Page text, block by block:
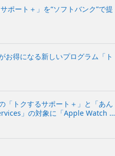
ポート＋」を“ソフトバンク”で提
お得になる新しいプログラム「ト
「トクするサポート＋」と「あん
」の対象に「Apple Watch Se